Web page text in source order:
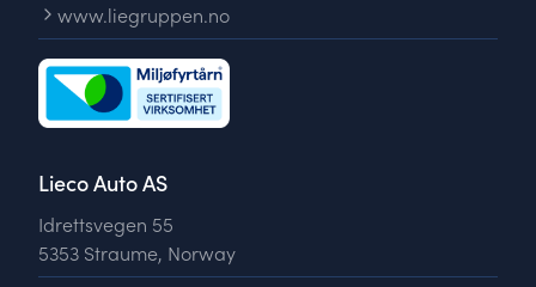
www.liegruppen.no
Lieco Auto AS
Idrettsvegen 55
5353 Straume, Norway